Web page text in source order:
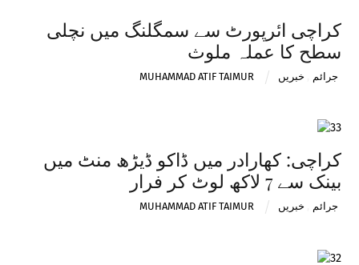
کراچی ائرپورٹ سے سمگلنگ میں نچلی
سطح کا عملہ ملوث
MUHAMMAD ATIF TAIMUR جرائم خبریں
کراچی: کھارادر میں ڈاکو ڈیڑھ منٹ میں
بینک سے 7 لاکھ لوٹ کر فرار
MUHAMMAD ATIF TAIMUR جرائم خبریں